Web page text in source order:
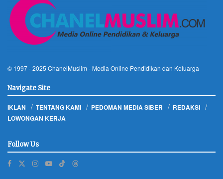
© 1997 - 2025 ChanelMuslim - Media Online Pendidikan dan Keluarga
Navigate Site
IKLAN TENTANG KAMI PEDOMAN MEDIA SIBER
REDAKSI
LOWONGAN KERJA
Follow Us